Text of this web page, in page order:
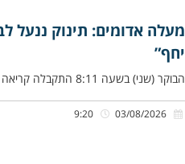
מעלה אדומים: תינוק ננעל
יחף”
הבוקר (שני) בשעה 8:11 התקבלה קריאה במוקד ידידים, אודות תינוק כבן שנה וחצי שננעל ברכב בשגגה לעיני אביו, ברחוב העירית